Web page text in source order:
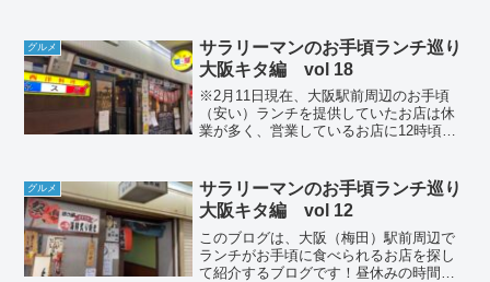
すので、時間をずらしてお昼に行かれる
ことをお勧めしま...
グルメ
サラリーマンのお手頃ランチ巡り
大阪キタ編 vol 18
※2月11日現在、大阪駅前周辺のお手頃
（安い）ランチを提供していたお店は休
業が多く、営業しているお店に12時頃は
グは、大阪（梅田）駅前周辺でお手頃
（安い）ランチが食べら...
グルメ
サラリーマンのお手頃ランチ巡り
大阪キタ編 vol 12
このブログは、大阪（梅田）駅前周辺で
ランチがお手頃に食べられるお店を探し
て紹介するブログです！昼休みの時間で